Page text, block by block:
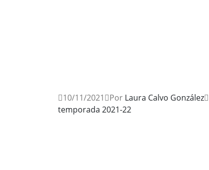
10/11/2021
Por Laura Calvo González
temporada 2021-22